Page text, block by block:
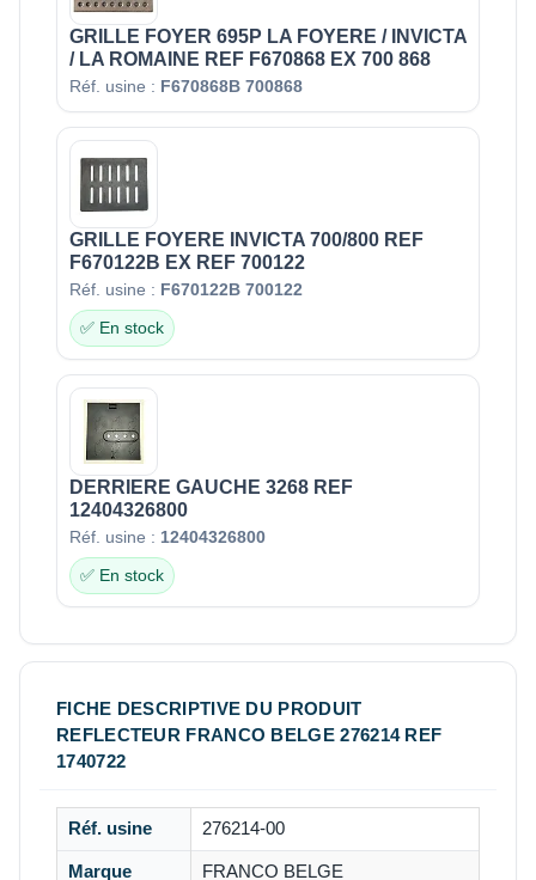
GRILLE FOYER 695P LA FOYERE / INVICTA
/ LA ROMAINE REF F670868 EX 700 868
Réf. usine : F670868B 700868
GRILLE FOYERE INVICTA 700/800 REF
F670122B EX REF 700122
Réf. usine : F670122B 700122
✅ En stock
DERRIERE GAUCHE 3268 REF
12404326800
Réf. usine : 12404326800
✅ En stock
FICHE DESCRIPTIVE DU PRODUIT
REFLECTEUR FRANCO BELGE 276214 REF
1740722
Réf. usine 276214-00
Marque FRANCO BELGE